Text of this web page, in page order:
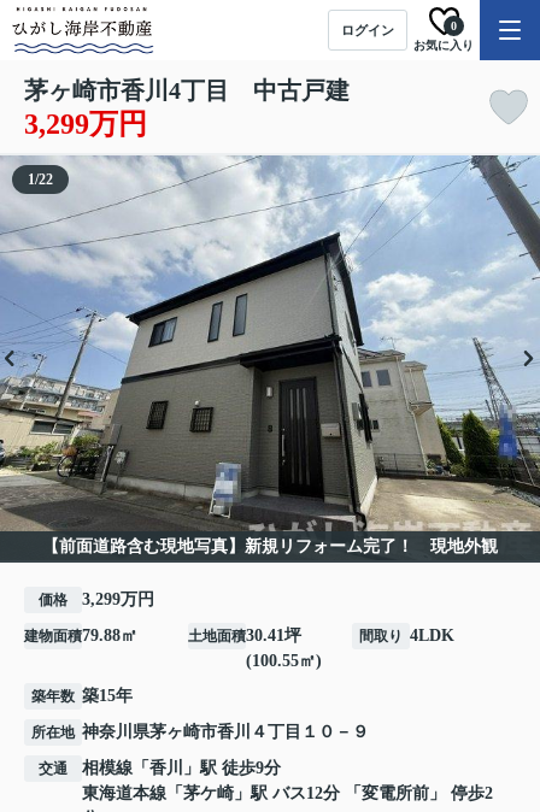
ログイン
お気に入り
0
茅ヶ崎市香川4丁目 中古戸建
3,299万円
【前面道路含む現地写真】新規リフォーム完了！ 現地外観
1/22
価格 3,299万円
建物面積79.88㎡ 土地面積30.41坪
(100.55㎡)
間取り 4LDK
築年数 築15年
所在地 神奈川県茅ヶ崎市香川 ４丁目１０－９
交通 相模線 「 香川
」駅 徒歩9分
東海道本線 「 茅ケ崎 」駅 バス12分 「変電所前」 停歩2